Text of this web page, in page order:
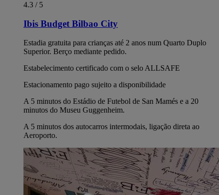
4.3 / 5
Ibis Budget Bilbao City
Estadia gratuita para crianças até 2 anos num Quarto Duplo
Superior. Berço mediante pedido.
Estabelecimento certificado com o selo ALLSAFE
Estacionamento pago sujeito a disponibilidade
A 5 minutos do Estádio de Futebol de San Mamés e a 20
minutos do Museu Guggenheim.
A 5 minutos dos autocarros intermodais, ligação direta ao
Aeroporto.